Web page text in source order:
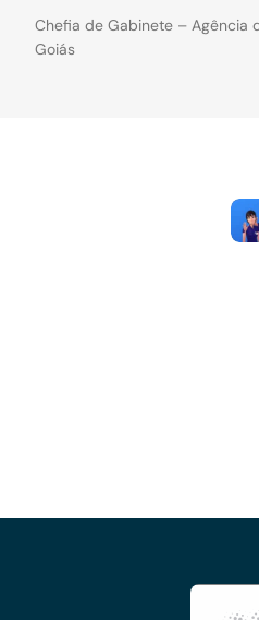
Chefia de Gabinete – Agência
Goiás